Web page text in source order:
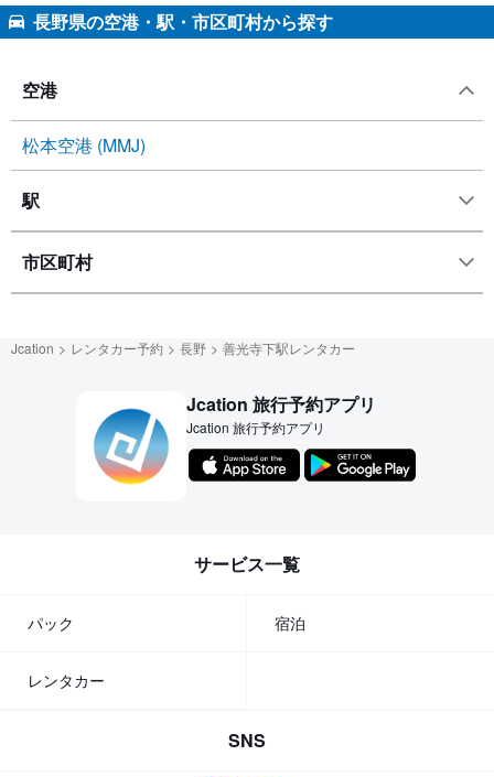
長野県の空港・駅・市区町村から探す
空港
松本空港 (MMJ)
駅
市区町村
Jcation レンタカー予約 長野 善光寺下駅レンタカー
Jcation 旅行予約アプリ
Jcation 旅行予約アプリ
サービス一覧
パック 宿泊
レンタカー
SNS